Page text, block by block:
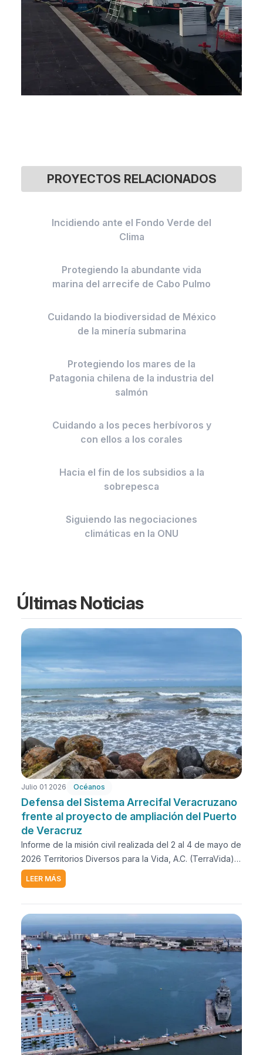
PROYECTOS RELACIONADOS
Incidiendo ante el Fondo Verde del
Clima
Protegiendo la abundante vida
marina del arrecife de Cabo Pulmo
Cuidando la biodiversidad de México
de la minería submarina
Protegiendo los mares de la
Patagonia chilena de la industria del
salmón
Cuidando a los peces herbívoros y
con ellos a los corales
Hacia el fin de los subsidios a la
sobrepesca
Siguiendo las negociaciones
climáticas en la ONU
Últimas Noticias
Julio 01 2026 Océanos
Defensa del Sistema Arrecifal Veracruzano
frente al proyecto de ampliación del Puerto
de Veracruz
Informe de la misión civil realizada del 2 al 4 de mayo de
2026 Territorios Diversos para la Vida, A.C. (TerraVida),
Asociación Interamericana para la Defensa del Ambiente
(AIDA) y expertos académicos, actúan en defensa del
afectadas por el proyecto de ampliación del puerto de
Veracruz. El presente informe documenta los principales
hallazgos de la misión civil realizada en Veracruz entre
el 1 y el 4 de mayo de 2026, enfocada en analizar las
afectaciones ambientales, sociales, culturales y
territoriales asociadas a la ampliación del puerto de
Veracruz. El análisis se desarrolló desde un enfoque de
derechos humanos, gobernanza ambiental y
participación ciudadana, articulando evidencia técnica,
conocimiento comunitario y observación territorial
LEER MÁS